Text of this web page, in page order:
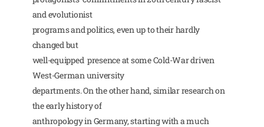
and evolutionist
programs and politics, even up to their hardly
changed but
well-equipped presence at some Cold-War driven
West-German university
departments. On the other hand, similar research on
the early history of
anthropology in Germany, starting with a much